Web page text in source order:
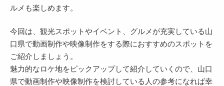
ルメも楽しめます。
今回は、観光スポットやイベント、グルメが充実している山
口県で動画制作や映像制作をする際におすすめのスポットを
ご紹介しましょう。
魅力的なロケ地をピックアップして紹介していくので、山口
県で動画制作や映像制作を検討している人の参考になれば幸